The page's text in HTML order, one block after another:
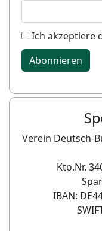
Ich akzeptiere
Abonnieren
Verein Deutsch-
Kto.Nr.
IBAN: